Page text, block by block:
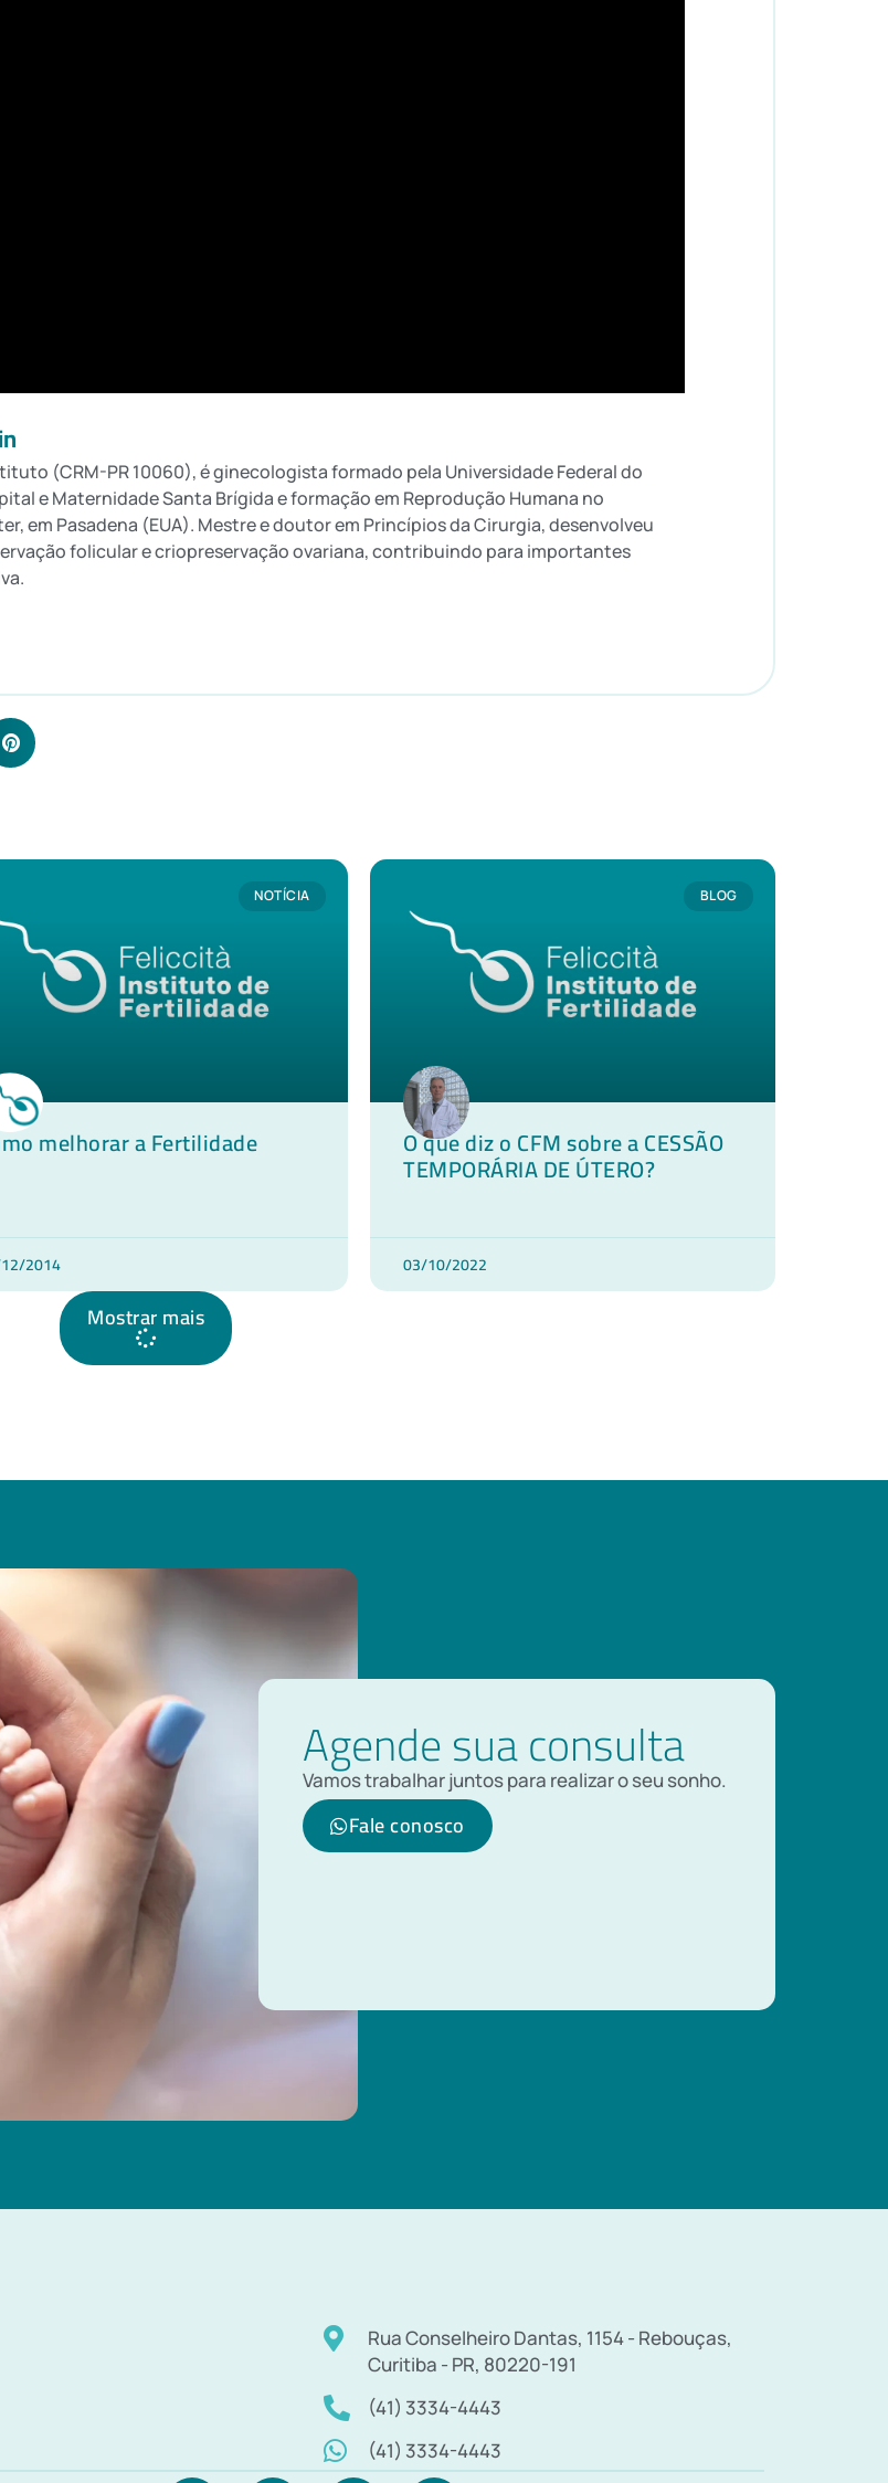
(CRM-PR 10060), é ginecologista formado pela Universidade Federal do
e Maternidade Santa Brígida e formação em Reprodução Humana no
em Pasadena (EUA). Mestre e doutor em Princípios da Cirurgia, desenvolveu
folicular e criopreservação ovariana, contribuindo para importantes
NOTÍCIA
melhorar a Fertilidade
2014
BLOG
O que diz o CFM sobre a CESSÃO
TEMPORÁRIA DE ÚTERO?
03/10/2022
Mostrar mais
Agende sua consulta
Vamos trabalhar juntos para realizar o seu sonho.
Fale conosco
Rua Conselheiro Dantas, 1154 - Rebouças,
Curitiba - PR, 80220-191
(41) 3334-4443
(41) 3334-4443